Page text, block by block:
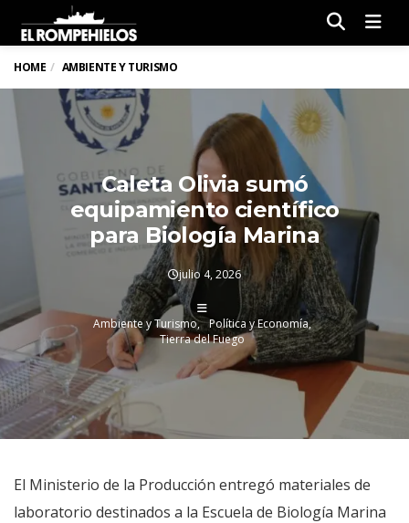
HOME AMBIENTE Y TURISMO
Caleta Olivia sumó
equipamiento científico
para Biología Marina
julio 4, 2026
Ambiente y Turismo
Política y Economía
Tierra del Fuego
El Ministerio de la Producción entregó materiales de
laboratorio destinados a la Escuela de Biología Marina